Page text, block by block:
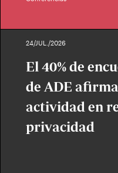
24/JUL./2026
El 40% de
de ADE
actividad en
privacidad